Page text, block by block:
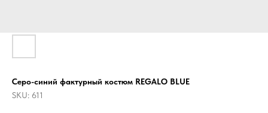
Серо-синий фактурный костюм REGALO BLUE
SKU: 611